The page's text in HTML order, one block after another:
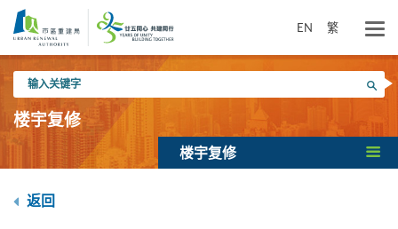
内
EN 繁
入
关
键
搜寻
楼宇复修
楼宇复修
返回